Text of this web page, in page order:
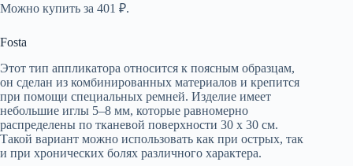
Можно купить за 401 ₽.
Fosta
Этот тип аппликатора относится к поясным образцам,
он сделан из комбинированных материалов и крепится
при помощи специальных ремней. Изделие имеет
небольшие иглы 5–8 мм, которые равномерно
распределены по тканевой поверхности 30 х 30 см.
Такой вариант можно использовать как при острых, так
и при хронических болях различного характера.